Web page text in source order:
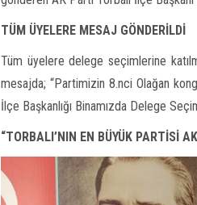
TÜM ÜYELERE MESAJ GÖNDERİLDİ
Tüm üyelere delege seçimlerine
mesajda; “Partimizin 8.nci Olağan
İlçe Başkanlığı Binamızda Delege
“TORBALI’NIN EN BÜYÜK PARTİSİ